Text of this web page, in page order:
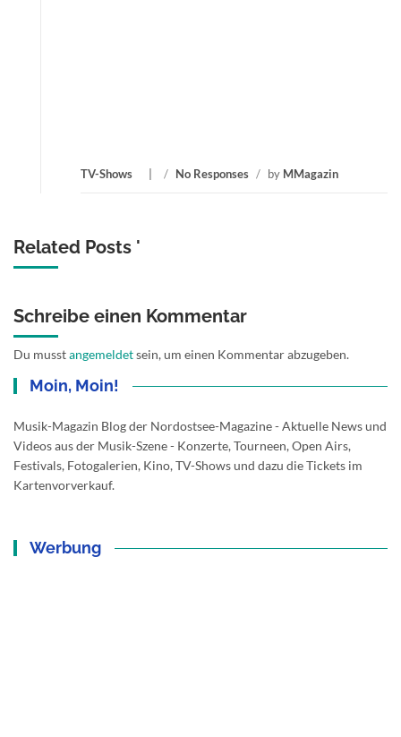
TV-Shows / No Responses / by MMagazin
Related Posts '
Schreibe einen Kommentar
Du musstangemeldetsein, um einen Kommentar abzugeben.
Moin, Moin!
Musik-Magazin Blog der Nordostsee-Magazine - Aktuelle News und
Videos aus der Musik-Szene - Konzerte, Tourneen, Open Airs,
Festivals, Fotogalerien, Kino, TV-Shows und dazu die Tickets im
Kartenvorverkauf.
Werbung